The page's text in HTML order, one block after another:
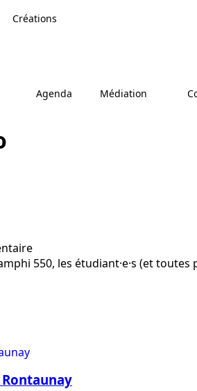
Créations
Agenda Médiation
550, les étudiant·e·s (et